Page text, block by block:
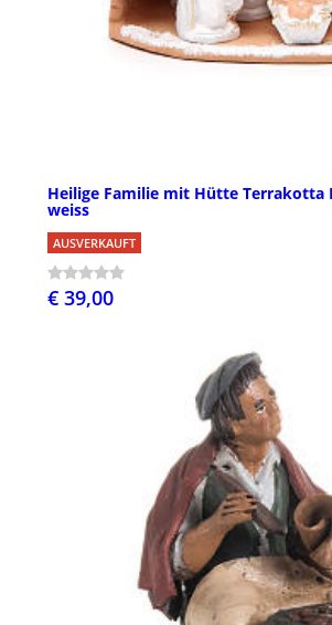
Heilige Familie mit Hütte Terrakotta
weiss
AUSVERKAUFT
€ 39,00